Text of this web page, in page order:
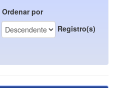
Ordenar por
Registro(s)